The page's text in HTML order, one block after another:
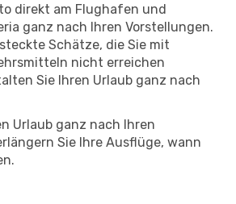
direkt am Flughafen und
ganz nach Ihren Vorstellungen.
Schätze, die Sie mit
nicht erreichen
Sie Ihren Urlaub ganz nach
Urlaub ganz nach Ihren
Sie Ihre Ausflüge, wann